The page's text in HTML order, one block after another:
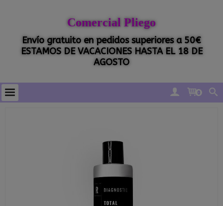
Comercial Pliego
Envío gratuito en pedidos superiores a 50€
ESTAMOS DE VACACIONES HASTA EL 18 DE
AGOSTO
0